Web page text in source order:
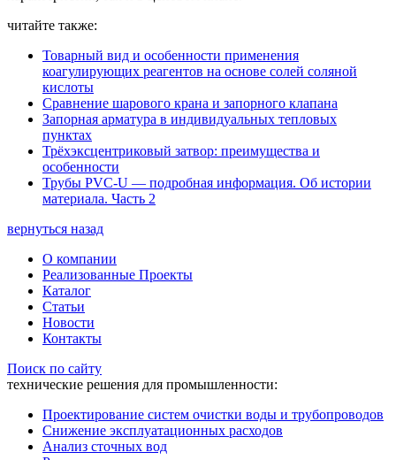
читайте также:
Товарный вид и особенности применения
коагулирующих реагентов на основе солей соляной
кислоты
Сравнение шарового крана и запорного клапана
Запорная арматура в индивидуальных тепловых
пунктах
Трёхэксцентриковый затвор: преимущества и
особенности
Трубы PVC-U — подробная информация. Об истории
материала. Часть 2
вернуться назад
О компании
Реализованные Проекты
Каталог
Статьи
Новости
Контакты
Поиск по сайту
технические решения для промышленности:
Проектирование систем очистки воды и трубопроводов
Снижение эксплуатационных расходов
Анализ сточных вод